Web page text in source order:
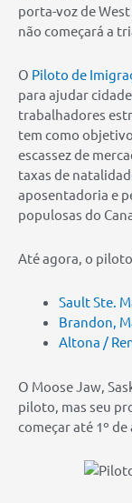
porta-voz de
não começará a
O Piloto de
para ajudar
trabalhadores
tem como
escassez de
taxas de
aposentadoria e
populosas do
Até agora, o
Sault Ste.
Brandon,
Altona /
O Moose Jaw,
piloto, mas seu
começar até 1º de